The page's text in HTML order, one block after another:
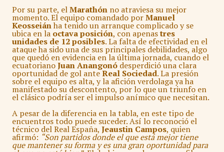
Por su parte, elMarathón no atraviesa su mejor
momento. El equipo comandado porManuel
Keosseiánha tenido un arranque complicado y se
ubica en la octava posición, con apenastres
unidades de 12 posibles. La falta de efectividad en el
ataque ha sido una de sus principales debilidades, algo
que quedó en evidencia en la última jornada, cuando el
ecuatorianoJuan Anangonó desperdició una clara
oportunidad de gol anteReal Sociedad. La presión
sobre el equipo es alta, y la afición verdolaga ya ha
manifestado su descontento, por lo que un triunfo en
el clásico podría ser el impulso anímico que necesitan.
A pesar de la diferencia en la tabla, en este tipo de
encuentros todo puede suceder. Así lo reconoció el
técnico del Real España, Jeaustin Campos, quien
afirmó: “Son partidos donde el que está mejor tiene
que mantener su forma y es una gran oportunidad para